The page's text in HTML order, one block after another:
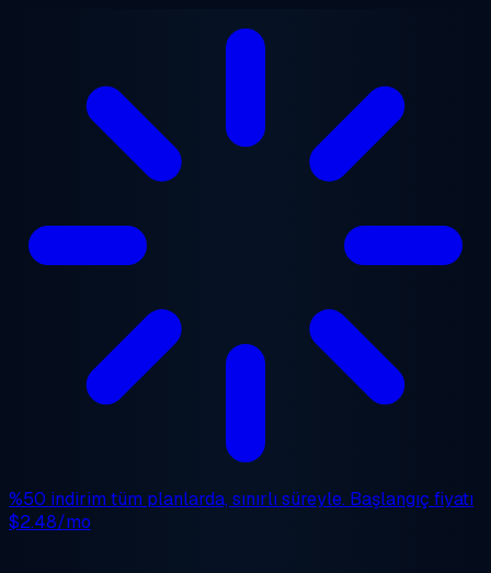
%50 indirim tüm planlarda, sınırlı süreyle. Başlangıç fiyatı
$2.48/mo